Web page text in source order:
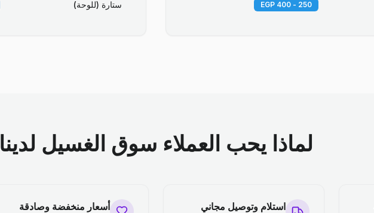
250 - 400 EGP ستارة (للوحة)
لماذا يحب العملاء سوق الغسيل لدينا
استلام وتوصيل مجاني أسعار منخفضة وصادقة